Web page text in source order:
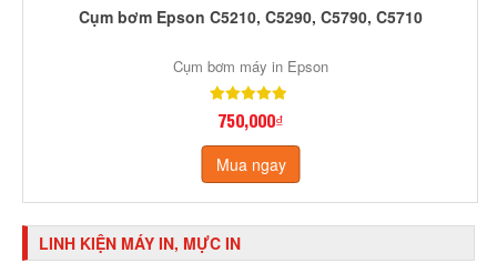
Cụm bơm Epson C5210, C5290, C5790, C5710
Cụm bơm máy in Epson
750,000₫
Mua ngay
LINH KIỆN MÁY IN, MỰC IN